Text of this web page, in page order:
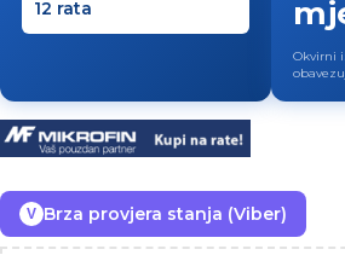
Okvirni
V Brza provjera stanja (Viber)